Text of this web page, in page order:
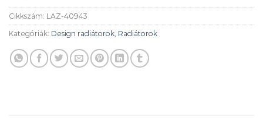
Cikkszám: LAZ-40943
Kategóriák: Design radiátorok, Radiátorok